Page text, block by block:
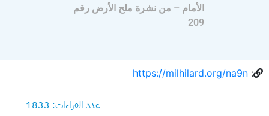
الأمام – من نشرة ملح الأرض رقم
209
:
https://milhilard.org/na9n
عدد القراءات: 1833